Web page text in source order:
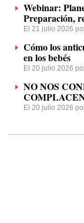
Webinar:
Preparación,
El 21 julio 2026
Cómo los
en los bebés
El 20 julio 2026
NO NOS
El 20 julio 2026